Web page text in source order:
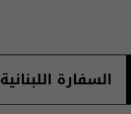
السفارة اللبنانية